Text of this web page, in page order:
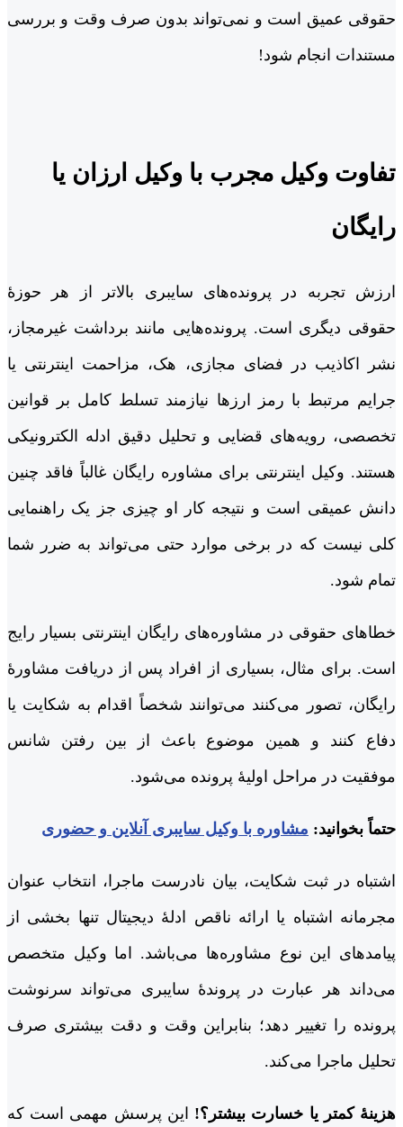
حقوقی عمیق است و نمی‌تواند بدون صرف وقت و بررسی
مستندات انجام شود!
تفاوت وکیل مجرب با وکیل ارزان یا
رایگان
ارزش تجربه در پرونده‌های سایبری بالاتر از هر حوزۀ
حقوقی دیگری است. پرونده‌هایی مانند برداشت غیرمجاز،
نشر اکاذیب در فضای مجازی، هک، مزاحمت اینترنتی یا
جرایم مرتبط با رمز ارزها نیازمند تسلط کامل بر قوانین
تخصصی، رویه‌های قضایی و تحلیل دقیق ادله الکترونیکی
هستند. وکیل اینترنتی برای مشاوره رایگان غالباً فاقد چنین
دانش عمیقی است و نتیجه کار او چیزی جز یک راهنمایی
کلی نیست که در برخی موارد حتی می‌تواند به ضرر شما
تمام شود.
خطاهای حقوقی در مشاوره‌های رایگان اینترنتی بسیار رایج
است. برای مثال، بسیاری از افراد پس از دریافت مشاورۀ
رایگان، تصور می‌کنند می‌توانند شخصاً اقدام به شکایت یا
دفاع کنند و همین موضوع باعث از بین رفتن شانس
موفقیت در مراحل اولیۀ پرونده می‌شود.
حتماً بخوانید: مشاوره با وکیل سایبری آنلاین و حضوری
اشتباه در ثبت شکایت، بیان نادرست ماجرا، انتخاب عنوان
مجرمانه اشتباه یا ارائه ناقص ادلۀ دیجیتال تنها بخشی از
پیامدهای این نوع مشاوره‌ها می‌باشد. اما وکیل متخصص
می‌داند هر عبارت در پروندۀ سایبری می‌تواند سرنوشت
پرونده را تغییر دهد؛ بنابراین وقت و دقت بیشتری صرف
تحلیل ماجرا می‌کند.
هزینۀ کمتر یا خسارت بیشتر؟! این پرسش مهمی است که